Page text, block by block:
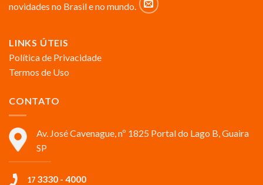
novidades no Brasil e no mundo.
LINKS ÚTEIS
Política de Privacidade
Termos de Uso
CONTATO
Av. José Cavenague, nº 1825 Portal do Lago B, Guaira
SP
17 3330 - 4000